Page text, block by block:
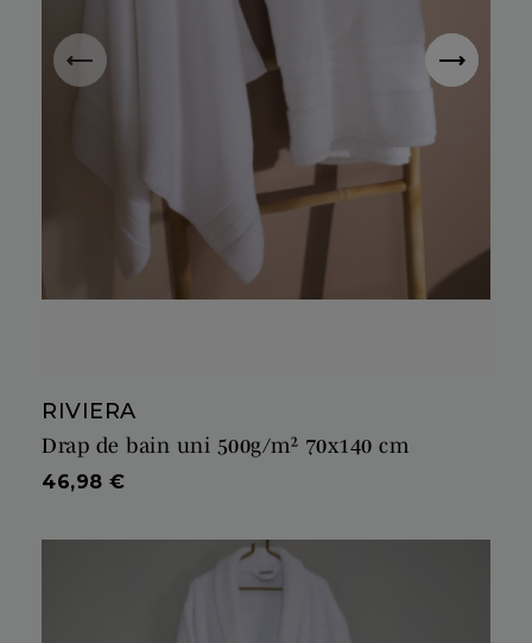
RIVIERA
Drap de bain uni 500g/m² 70x140 cm
Prix
46,98 €